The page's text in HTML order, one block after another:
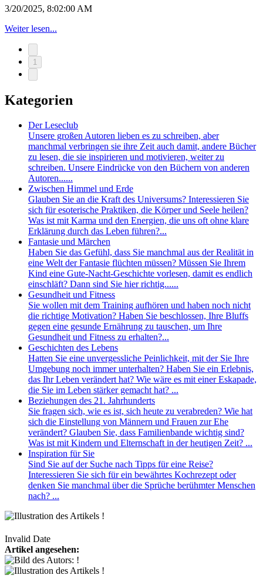
3/20/2025, 8:02:00 AM
Weiter lesen...
1
Kategorien
Der Leseclub
Unsere großen Autoren lieben es zu schreiben, aber
manchmal verbringen sie ihre Zeit auch damit, andere Bücher
zu lesen, die sie inspirieren und motivieren, weiter zu
schreiben. Unsere Eindrücke von den Büchern von anderen
Autoren......
Zwischen Himmel und Erde
Glauben Sie an die Kraft des Universums? Interessieren Sie
sich für esoterische Praktiken, die Körper und Seele heilen?
Was ist mit Karma und den Energien, die uns oft ohne klare
Erklärung durch das Leben führen?...
Fantasie und Märchen
Haben Sie das Gefühl, dass Sie manchmal aus der Realität in
eine Welt der Fantasie flüchten müssen? Müssen Sie Ihrem
Kind eine Gute-Nacht-Geschichte vorlesen, damit es endlich
einschläft? Dann sind Sie hier richtig......
Gesundheit und Fitness
Sie wollen mit dem Training aufhören und haben noch nicht
die richtige Motivation? Haben Sie beschlossen, Ihre Bluffs
gegen eine gesunde Ernährung zu tauschen, um Ihre
Gesundheit und Fitness zu erhalten?...
Geschichten des Lebens
Hatten Sie eine unvergessliche Peinlichkeit, mit der Sie Ihre
Umgebung noch immer unterhalten? Haben Sie ein Erlebnis,
das Ihr Leben verändert hat? Wie wäre es mit einer Eskapade,
die Sie im Leben stärker gemacht hat? ...
Beziehungen des 21. Jahrhunderts
Sie fragen sich, wie es ist, sich heute zu verabreden? Wie hat
sich die Einstellung von Männern und Frauen zur Ehe
verändert? Glauben Sie, dass Familienbande wichtig sind?
Was ist mit Kindern und Elternschaft in der heutigen Zeit? ...
Inspiration für Sie
Sind Sie auf der Suche nach Tipps für eine Reise?
Interessieren Sie sich für ein bewährtes Kochrezept oder
denken Sie manchmal über die Sprüche berühmter Menschen
nach? ...
Invalid Date
Artikel angesehen: